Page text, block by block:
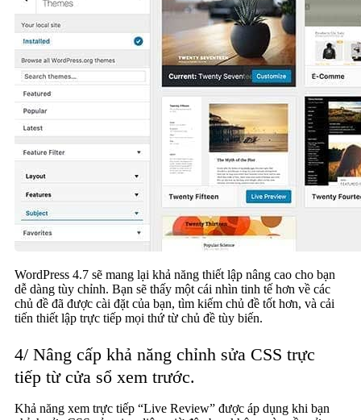
WordPress 4.7 sẽ mang lại khả năng thiết lập nâng cao cho bạn
dễ dàng tùy chỉnh. Bạn sẽ thấy một cái nhìn tinh tế hơn về các
chủ đề đã được cài đặt của bạn, tìm kiếm chủ đề tốt hơn, và cải
tiến thiết lập trực tiếp mọi thứ từ chủ đề tùy biến.
4/ Nâng cấp khả năng chỉnh sửa CSS trực
tiếp từ cửa sổ xem trước.
Khả năng xem trực tiếp “Live Review” được áp dụng khi bạn